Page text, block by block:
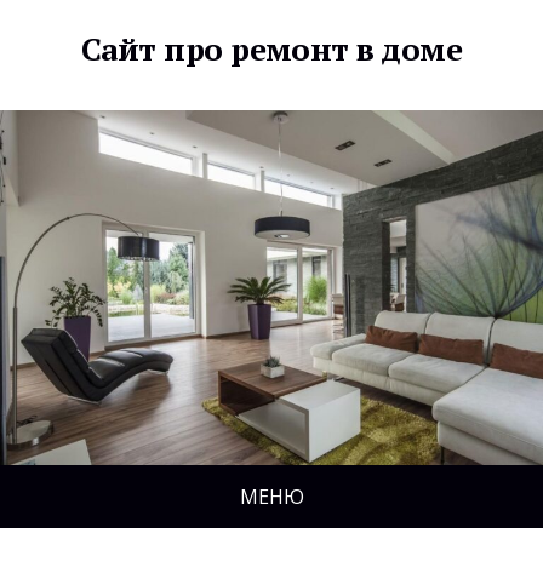
Сайт про ремонт в доме
МЕНЮ